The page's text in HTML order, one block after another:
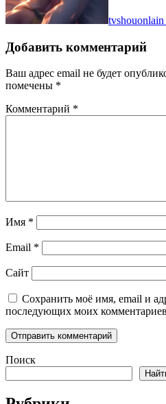
tvshouonlain
Добавить комментарий
Ваш адрес email не будет
помечены *
Комментарий *
Имя *
Email *
Сайт
Сохранить моё имя, email и
последующих моих
Поиск